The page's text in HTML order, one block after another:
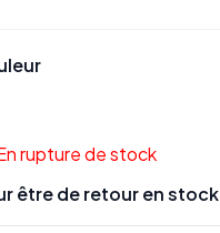
rupture de stock
être de retour en stock